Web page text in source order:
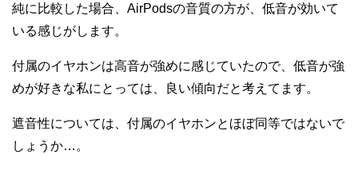
純に比較した場合、AirPodsの音質の方が、低音が効いて
いる感じがします。
付属のイヤホンは高音が強めに感じていたので、低音が強
めが好きな私にとっては、良い傾向だと考えてます。
遮音性については、付属のイヤホンとほぼ同等ではないで
しょうか…。